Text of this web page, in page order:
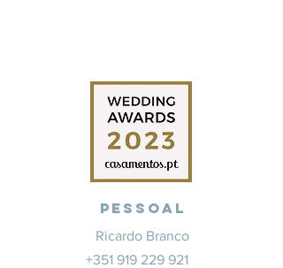
Pessoal
Ricardo Branco
+351 919 229 921